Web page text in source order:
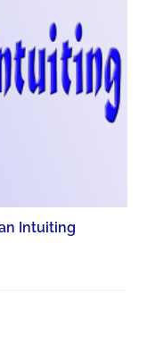
Intuiting